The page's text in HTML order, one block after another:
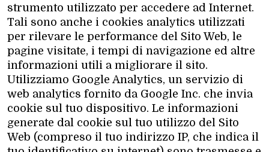
strumento utilizzato per accedere ad Internet.
Tali sono anche i cookies analytics utilizzati
per rilevare le performance del Sito Web, le
pagine visitate, i tempi di navigazione ed altre
informazioni utili a migliorare il sito.
Utilizziamo Google Analytics, un servizio di
web analytics fornito da Google Inc. che invia
cookie sul tuo dispositivo. Le informazioni
generate dal cookie sul tuo utilizzo del Sito
Web (compreso il tuo indirizzo IP, che indica il